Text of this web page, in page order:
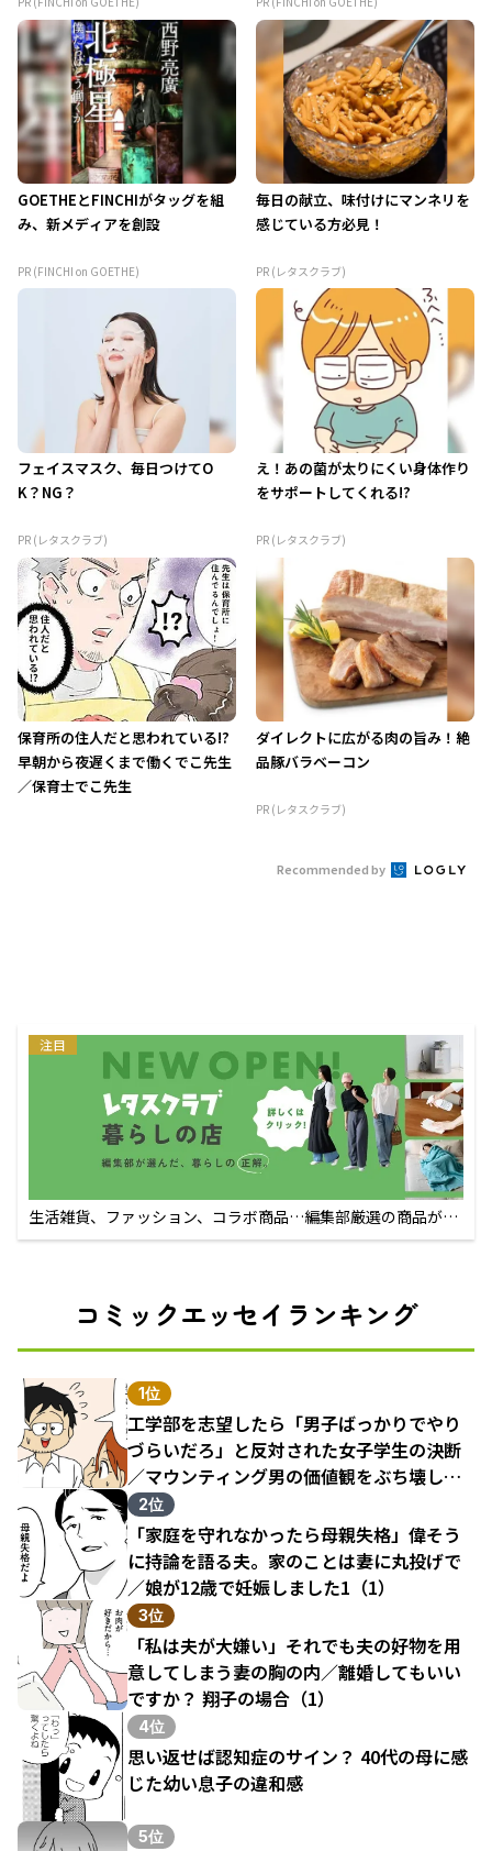
GOETHEとFINCHIがタッグを組
み、新メディアを創設
PR (FINCHI on GOETHE)
毎日の献立、味付けにマンネリを
感じている方必見！
PR (レタスクラブ)
フェイスマスク、毎日つけてO
K？NG？
PR (レタスクラブ)
え！あの菌が太りにくい身体作り
をサポートしてくれる!?
PR (レタスクラブ)
保育所の住人だと思われている!?
早朝から夜遅くまで働くでこ先生
／保育士でこ先生
ダイレクトに広がる肉の旨み！絶
品豚バラベーコン
PR (レタスクラブ)
Recommended by
注目
生活雑貨、ファッション、コラボ商品…編集部厳選の商品が買
えるECサイト
コミックエッセイランキング
1位
工学部を志望したら「男子ばっかりでやり
づらいだろ」と反対された女子学生の決断
／マウンティング男の価値観をぶち壊した
結果（1）
2位
「家庭を守れなかったら母親失格」偉そう
に持論を語る夫。家のことは妻に丸投げで
／娘が12歳で妊娠しました1（1）
3位
「私は夫が大嫌い」それでも夫の好物を用
意してしまう妻の胸の内／離婚してもいい
ですか？ 翔子の場合（1）
4位
思い返せば認知症のサイン？ 40代の母に感
じた幼い息子の違和感
5位